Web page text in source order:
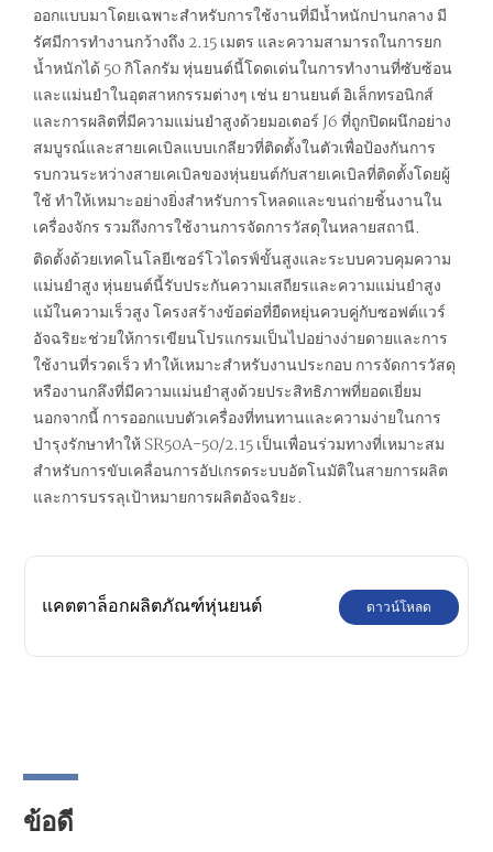
ออกแบบมาโดยเฉพาะสำหรับการใช้งานที่มีน้ำหนักปานกลาง มี
รัศมีการทำงานกว้างถึง 2.15 เมตร และความสามารถในการยก
น้ำหนักได้ 50 กิโลกรัม หุ่นยนต์นี้โดดเด่นในการทำงานที่ซับซ้อน
และแม่นยำในอุตสาหกรรมต่างๆ เช่น ยานยนต์ อิเล็กทรอนิกส์
และการผลิตที่มีความแม่นยำสูงด้วยมอเตอร์ J6 ที่ถูกปิดผนึกอย่าง
สมบูรณ์และสายเคเบิลแบบเกลียวที่ติดตั้งในตัวเพื่อป้องกันการ
รบกวนระหว่างสายเคเบิลของหุ่นยนต์กับสายเคเบิลที่ติดตั้งโดยผู้
ใช้ ทำให้เหมาะอย่างยิ่งสำหรับการโหลดและขนถ่ายชิ้นงานใน
เครื่องจักร รวมถึงการใช้งานการจัดการวัสดุในหลายสถานี.
ติดตั้งด้วยเทคโนโลยีเซอร์โวไดรฟ์ขั้นสูงและระบบควบคุมความ
แม่นยำสูง หุ่นยนต์นี้รับประกันความเสถียรและความแม่นยำสูง
แม้ในความเร็วสูง โครงสร้างข้อต่อที่ยืดหยุ่นควบคู่กับซอฟต์แวร์
อัจฉริยะช่วยให้การเขียนโปรแกรมเป็นไปอย่างง่ายดายและการ
ใช้งานที่รวดเร็ว ทำให้เหมาะสำหรับงานประกอบ การจัดการวัสดุ
หรืองานกลึงที่มีความแม่นยำสูงด้วยประสิทธิภาพที่ยอดเยี่ยม
นอกจากนี้ การออกแบบตัวเครื่องที่ทนทานและความง่ายในการ
บำรุงรักษาทำให้ SR50A-50/2.15 เป็นเพื่อนร่วมทางที่เหมาะสม
สำหรับการขับเคลื่อนการอัปเกรดระบบอัตโนมัติในสายการผลิต
และการบรรลุเป้าหมายการผลิตอัจฉริยะ.
แคตตาล็อกผลิตภัณฑ์หุ่นยนต์ ดาวน์โหลด
ข้อดี